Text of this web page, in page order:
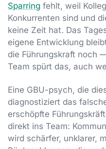
Sparring fehlt, weil
Konkurrenten sind und
keine Zeit hat. Das
eigene Entwicklung
die Führungskraft noch
Team spürt das, auch
Eine GBU-psych, die
diagnostiziert das
erschöpfte
direkt ins Team:
wird schärfer, unklarer,